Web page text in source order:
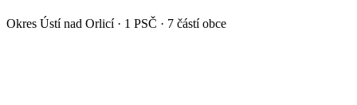
Okres Ústí nad Orlicí· 1 PSČ · 7 částí obce